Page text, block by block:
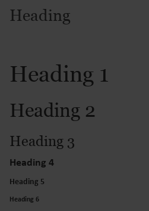
Heading
Heading 1
Heading 2
Heading 3
Heading 4
Heading 5
Heading 6